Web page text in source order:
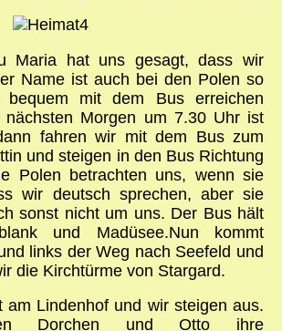
Maria hat uns gesagt, dass wir
Name ist auch bei den Polen so
bequem mit dem Bus erreichen
nächsten Morgen um 7.30 Uhr ist
fahren wir mit dem Bus zum
und steigen in den Bus Richtung
Polen betrachten uns, wenn sie
wir deutsch sprechen, aber sie
sonst nicht um uns. Der Bus hält
und Madüsee.Nun kommt
links der Weg nach Seefeld und
die Kirchtürme von Stargard.
am Lindenhof und wir steigen aus.
Dorchen und Otto ihre